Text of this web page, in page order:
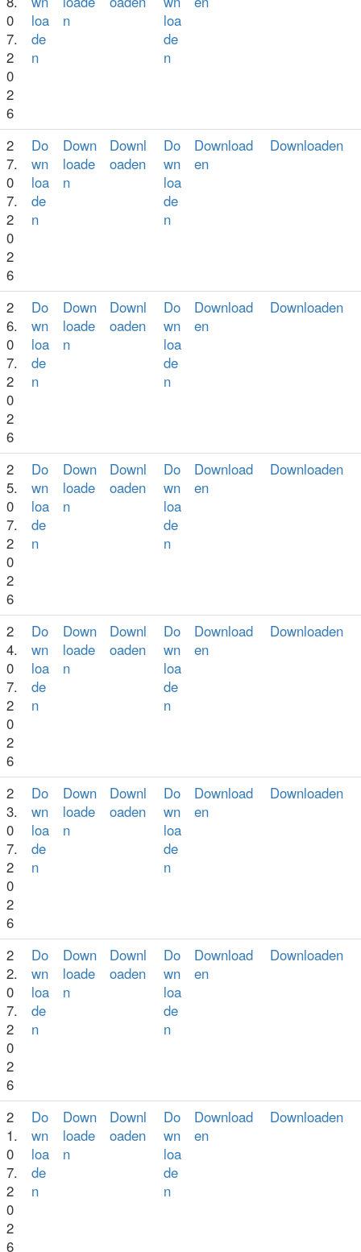
0
7.
2
0
2
6
loa
de
n
n
loa
de
n
2
7.
0
7.
2
0
2
6
Do
wn
loa
de
n
Down
loade
n
Downl
oaden
Do
wn
loa
de
n
Download
en
Downloaden
2
6.
0
7.
2
0
2
6
Do
wn
loa
de
n
Down
loade
n
Downl
oaden
Do
wn
loa
de
n
Download
en
Downloaden
2
5.
0
7.
2
0
2
6
Do
wn
loa
de
n
Down
loade
n
Downl
oaden
Do
wn
loa
de
n
Download
en
Downloaden
2
4.
0
7.
2
0
2
6
Do
wn
loa
de
n
Down
loade
n
Downl
oaden
Do
wn
loa
de
n
Download
en
Downloaden
2
3.
0
7.
2
0
2
6
Do
wn
loa
de
n
Down
loade
n
Downl
oaden
Do
wn
loa
de
n
Download
en
Downloaden
2
2.
0
7.
2
0
2
6
Do
wn
loa
de
n
Down
loade
n
Downl
oaden
Do
wn
loa
de
n
Download
en
Downloaden
2
1.
0
7.
2
0
2
6
Do
wn
loa
de
n
Down
loade
n
Downl
oaden
Do
wn
loa
de
n
Download
en
Downloaden